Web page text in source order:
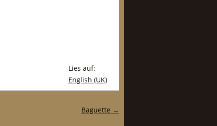
Lies auf:
English (UK)
Baguette →